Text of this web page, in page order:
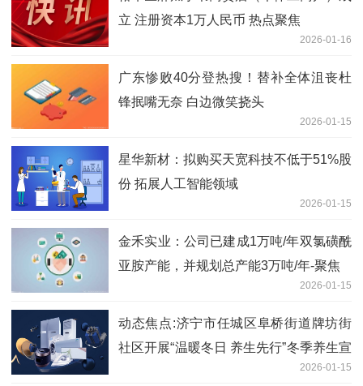
立 注册资本1万人民币 热点聚焦
2026-01-16
广东惨败40分登热搜！替补全体沮丧杜
锋抿嘴无奈 白边微笑挠头
2026-01-15
星华新材：拟购买天宽科技不低于51%股
份 拓展人工智能领域
2026-01-15
金禾实业：公司已建成1万吨/年双氯磺酰
亚胺产能，并规划总产能3万吨/年-聚焦
2026-01-15
动态焦点:济宁市任城区阜桥街道牌坊街
社区开展“温暖冬日 养生先行”冬季养生宣
2026-01-15